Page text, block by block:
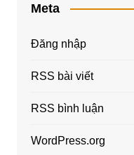
Meta
Đăng nhập
RSS bài viết
RSS bình luận
WordPress.org